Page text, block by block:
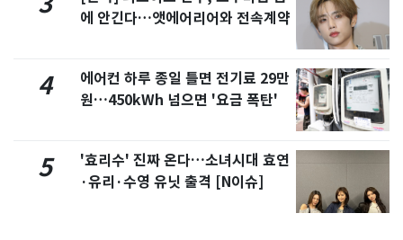
에 안긴다…앳에어리어와 전속계약
4
에어컨 하루 종일 틀면 전기료 29만
원…450kWh 넘으면 '요금 폭탄'
5
'효리수' 진짜 온다…소녀시대 효연
·유리·수영 유닛 출격 [N이슈]